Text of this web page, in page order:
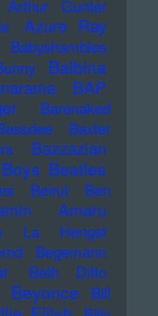
Arthur Gunter
Azure Ray
Babyshambles
Balbina
BAP
Barenaked
Baxter
Bazzazian
Beatles
Beirut
Ben
Amaru
La Hengst
Begemann
Beth Ditto
Beyonce
Bill